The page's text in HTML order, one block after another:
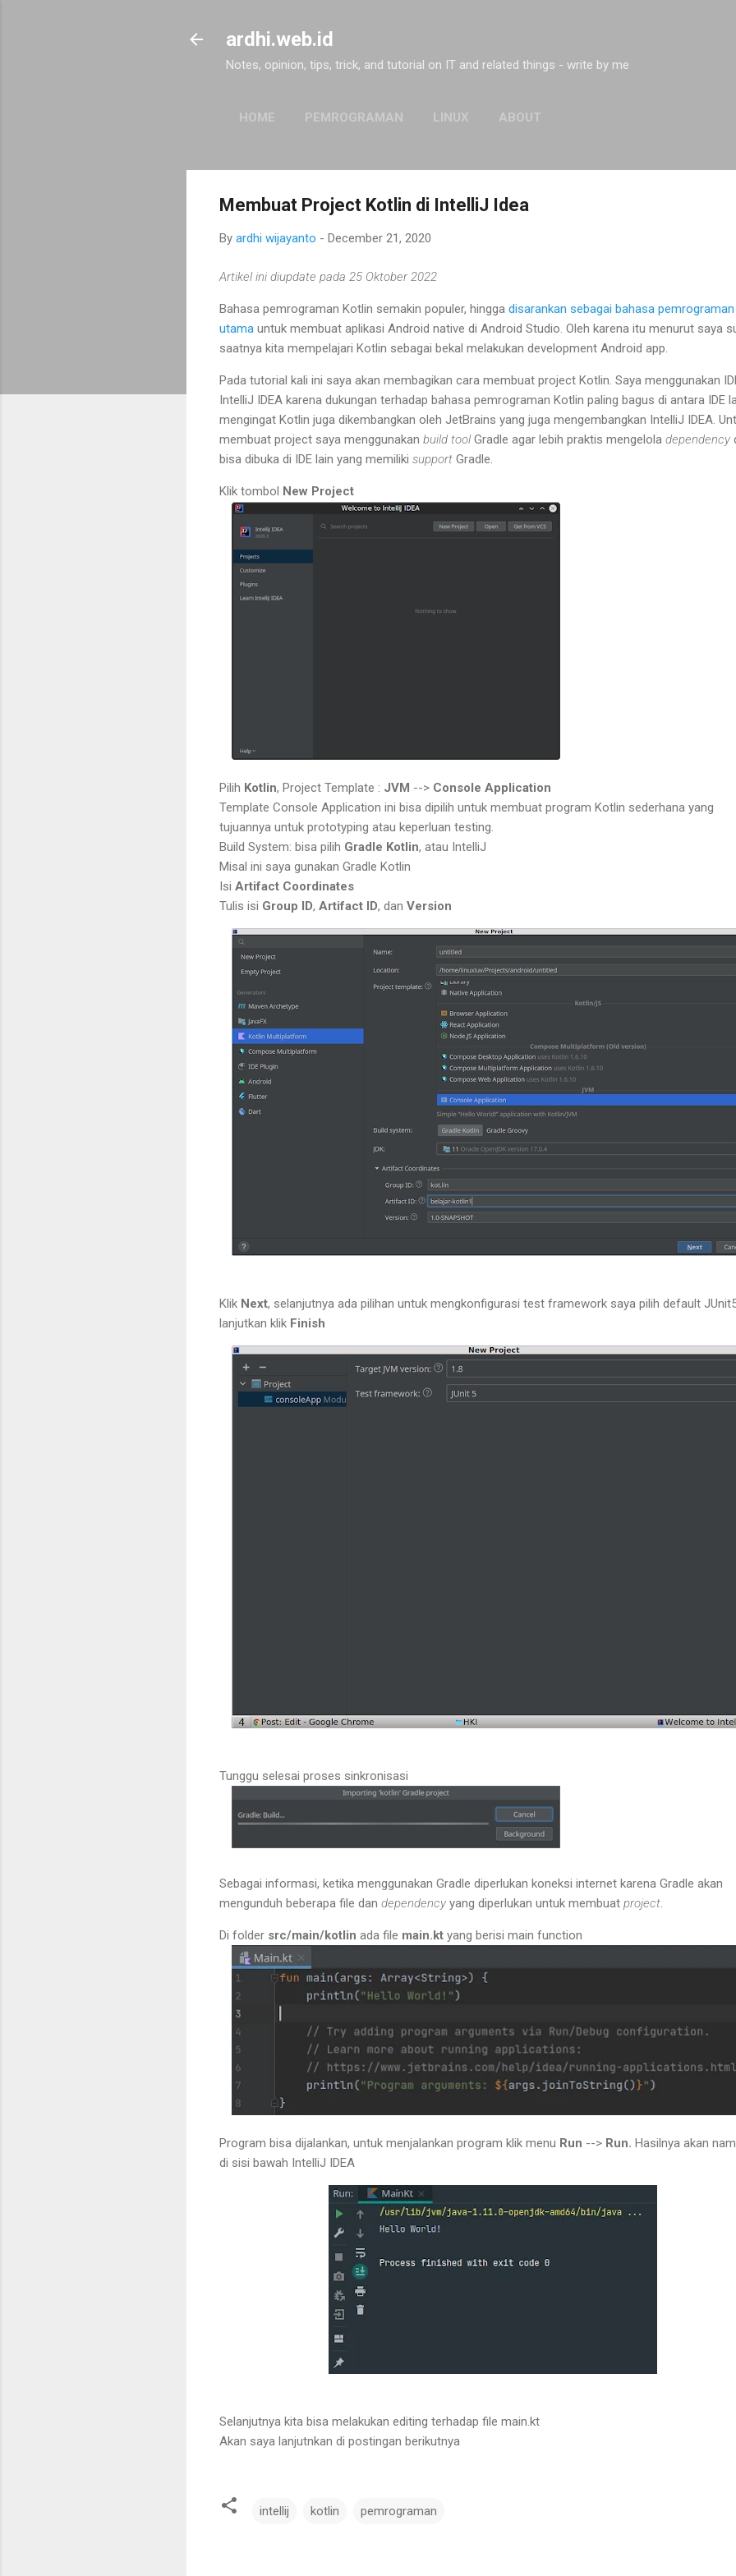
ardhi.web.id
Notes, opinion, tips, trick, and tutorial on IT and related things - write by me
HOME PEMROGRAMAN LINUX ABOUT
Membuat Project Kotlin di IntelliJ Idea
By ardhi wijayanto - December 21, 2020
Artikel ini diupdate pada 25 Oktober 2022
Bahasa pemrograman Kotlin semakin populer, hingga disarankan sebagai bahasa pemrograman
utama untuk membuat aplikasi Android native di Android Studio. Oleh karena itu menurut saya
saatnya kita mempelajari Kotlin sebagai bekal melakukan development Android app.
Pada tutorial kali ini saya akan membagikan cara membuat project Kotlin. Saya menggunakan
IntelliJ IDEA karena dukungan terhadap bahasa pemrograman Kotlin paling bagus di antara IDE
mengingat Kotlin juga dikembangkan oleh JetBrains yang juga mengembangkan IntelliJ IDEA.
membuat project saya menggunakan build toolGradle agar lebih praktis mengelola dependency
bisa dibuka di IDE lain yang memiliki support Gradle.
Klik tombol New Project
Pilih Kotlin, Project Template : JVM --> Console Application
Template Console Application ini bisa dipilih untuk membuat program Kotlin sederhana yang
tujuannya untuk prototyping atau keperluan testing.
Build System: bisa pilih Gradle Kotlin, atau IntelliJ
Misal ini saya gunakan Gradle Kotlin
Isi Artifact Coordinates
Tulis isi Group ID, Artifact ID, dan Version
Klik Next, selanjutnya ada pilihan untuk mengkonfigurasi test framework saya pilih default
lanjutkan klik Finish
Tunggu selesai proses sinkronisasi
Sebagai informasi, ketika menggunakan Gradle diperlukan koneksi internet karena Gradle akan
mengunduh beberapa file dan dependency yang diperlukan untuk membuat project
Di folder src/main/kotlin ada file main.kt yang berisi main function
Program bisa dijalankan, untuk menjalankan program klik menu Run --> Run. Hasilnya akan
di sisi bawah IntelliJ IDEA
Selanjutnya kita bisa melakukan editing terhadap file main.kt
Akan saya lanjutnkan di postingan berikutnya
intellij kotlin pemrograman